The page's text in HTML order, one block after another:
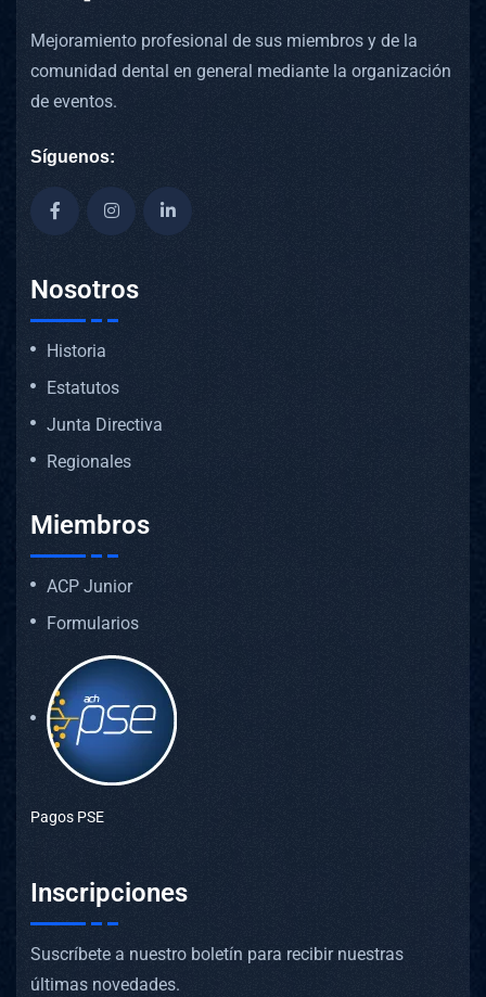
Mejoramiento profesional de sus miembros y de la
comunidad dental en general mediante la organización
de eventos.
Síguenos:
Nosotros
Historia
Estatutos
Junta Directiva
Regionales
Miembros
ACP Junior
Formularios
Pagos PSE
Inscripciones
Suscríbete a nuestro boletín para recibir nuestras
últimas novedades.